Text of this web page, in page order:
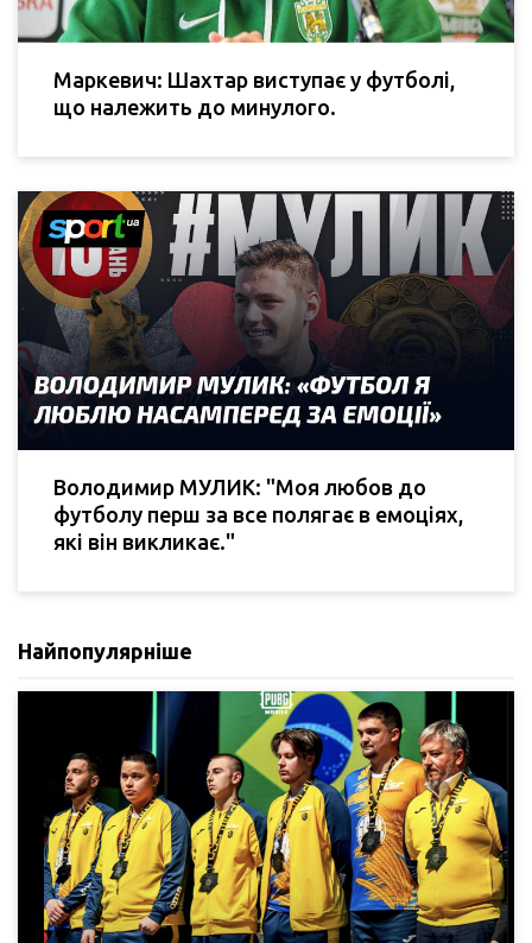
Маркевич: Шахтар виступає у футболі,
що належить до минулого.
Володимир МУЛИК: "Моя любов до
футболу перш за все полягає в емоціях,
які він викликає."
Найпопулярніше